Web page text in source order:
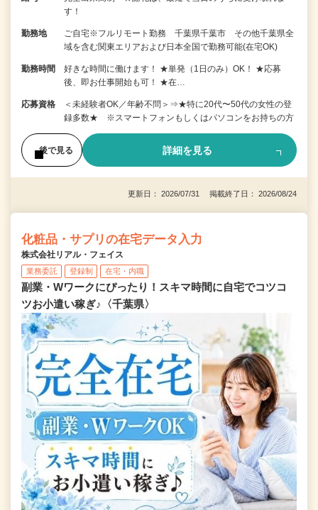
す！
勤務地
ご自宅※フルリモート勤務 千葉県千葉市 その他千葉県全
域を含む関東エリアおよび日本全国で勤務可能(在宅OK)
勤務時間
好きな時間に働けます！ ★単発（1日のみ）OK！ ★応募
後、即お仕事開始も可！ ★在…
応募資格
＜未経験者OK／年齢不問＞⇒★特に20代〜50代の女性の登
録多数★ ※スマートフォンもしくはパソコンをお持ちの方
後で見る 詳細を見る
更新日： 2026/07/31 掲載終了日： 2026/08/24
化粧品・サプリの在宅データ入力
株式会社リアル・フェイス
業務委託 登録制 在宅・内職
副業・Wワークにぴったり！スキマ時間に自宅でコツコ
ツお小遣い稼ぎ♪〈千葉県〉